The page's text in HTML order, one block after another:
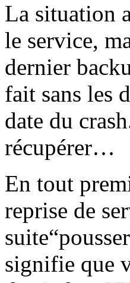
La situation
le service,
dernier
fait sans les
date du
récupérer…
En tout
reprise de
signifie que